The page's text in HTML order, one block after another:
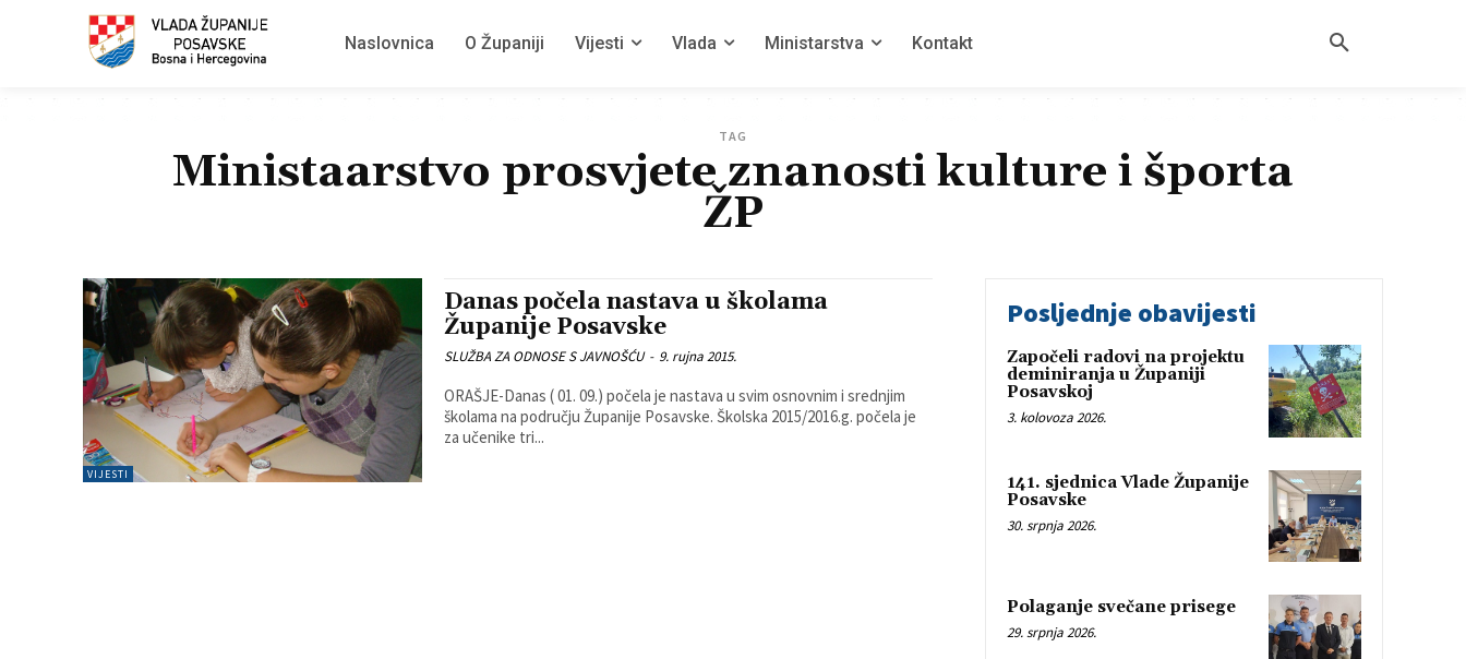
Naslovnica O Županiji Vijesti Vlada Ministarstva Kontakt
TAG
Ministaarstvo prosvjete znanosti kulture i športa
ŽP
VIJESTI
Danas počela nastava u školama
Županije Posavske
SLUŽBA ZA ODNOSE S JAVNOŠĆU - 9. rujna 2015.
ORAŠJE-Danas ( 01. 09.) počela je nastava u svim osnovnim i srednjim
školama na području Županije Posavske. Školska 2015/2016.g. počela je
za učenike tri...
Posljednje obavijesti
Započeli radovi na projektu
deminiranja u Županiji
Posavskoj
3. kolovoza 2026.
141. sjednica Vlade Županije
Posavske
30. srpnja 2026.
Polaganje svečane prisege
29. srpnja 2026.